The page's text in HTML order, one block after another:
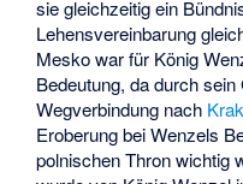
sie gleichzeitig ein
Lehensvereinbarung
Mesko war für König
Bedeutung, da durch
Wegverbindung nach
Eroberung bei Wenzels
polnischen Thron wichtig